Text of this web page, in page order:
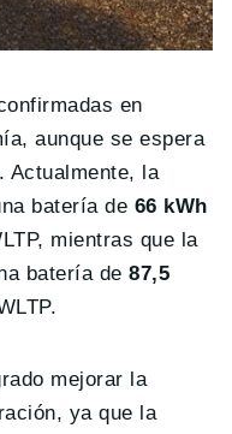
en
aunque se espera
Actualmente, la
batería de 66 kWh
mientras que la
batería de87,5
mejorar la
ya que la